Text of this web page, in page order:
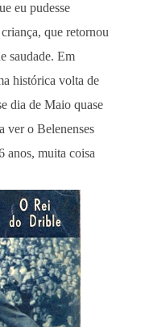
eu pudesse
que retornou
saudade. Em
histórica volta de
dia de Maio quase
ver o Belenenses
anos, muita coisa